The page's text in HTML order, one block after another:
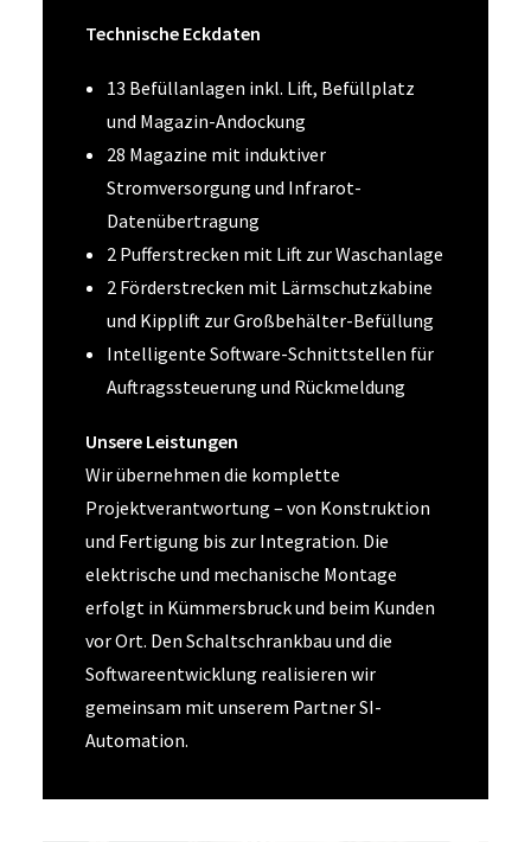
Technische Eckdaten
13 Befüllanlagen inkl. Lift, Befüllplatz
und Magazin-Andockung
28 Magazine mit induktiver
Stromversorgung und Infrarot-
Datenübertragung
2 Pufferstrecken mit Lift zur Waschanlage
2 Förderstrecken mit Lärmschutzkabine
und Kipplift zur Großbehälter-Befüllung
Intelligente Software-Schnittstellen für
Auftragssteuerung und Rückmeldung
Unsere Leistungen
Wir übernehmen die komplette
Projektverantwortung – von Konstruktion
und Fertigung bis zur Integration. Die
elektrische und mechanische Montage
erfolgt in Kümmersbruck und beim Kunden
vor Ort. Den Schaltschrankbau und die
Softwareentwicklung realisieren wir
gemeinsam mit unserem Partner SI-
Automation.